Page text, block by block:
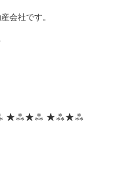
会社です。
★⁂★⁂ ★⁂★⁂